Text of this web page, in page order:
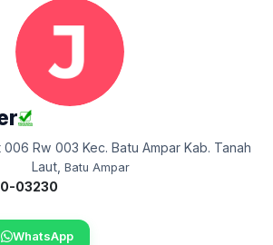
Rw 003 Kec. Batu Ampar Kab. Tanah
Laut Batu Ampar
03230
WhatsApp